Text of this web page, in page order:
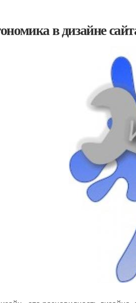
в дизайне